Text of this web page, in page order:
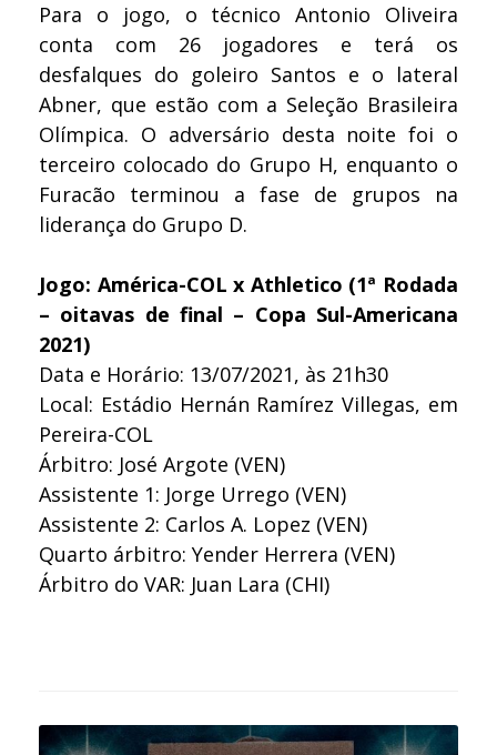
Para o jogo, o técnico Antonio Oliveira
conta com 26 jogadores e terá os
desfalques do goleiro Santos e o lateral
Abner, que estão com a Seleção Brasileira
Olímpica. O adversário desta noite foi o
terceiro colocado do Grupo H, enquanto o
Furacão terminou a fase de grupos na
liderança do Grupo D.
Jogo: América-COL x Athletico (1ª Rodada
– oitavas de final – Copa Sul-Americana
2021)
Data e Horário: 13/07/2021, às 21h30
Local: Estádio Hernán Ramírez Villegas, em
Pereira-COL
Árbitro: José Argote (VEN)
Assistente 1: Jorge Urrego (VEN)
Assistente 2: Carlos A. Lopez (VEN)
Quarto árbitro: Yender Herrera (VEN)
Árbitro do VAR: Juan Lara (CHI)